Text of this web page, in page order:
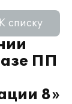
ПП
8»
К списку